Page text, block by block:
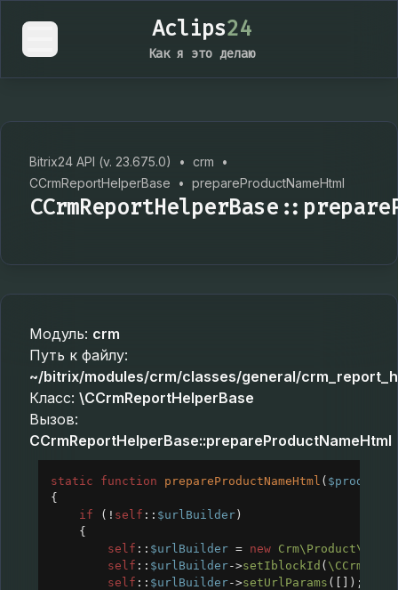
Aclips24
Как я это делаю
Bitrix24 API (v. 23.675.0) • crm
•
CCrmReportHelperBase
• prepareProductNameHtml
Модуль: crm
Путь к файлу:
~/bitrix/modules/crm/classes/general/
Класс: \CCrmReportHelperBase
Вызов:
CCrmReportHelperBase::prepareProductNameHtml
static function prepareProductNameHtml ( $productID
{
if ( ! self :: $urlBuilder )
{
self :: $urlBuilder = new
self :: $urlBuilder->setIblockId (
self :: $urlBuilder->setUrlParams ([]);